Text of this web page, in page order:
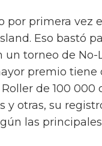
por primera vez
Eso bastó
un torneo de
premio tiene
de 100 000
y otras, su
las